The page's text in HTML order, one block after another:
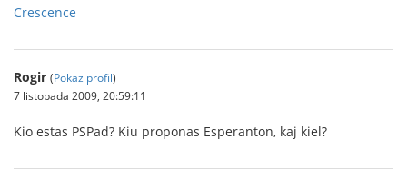
Crescence
Rogir (Pokaż profil)
7 listopada 2009, 20:59:11
Kio estas PSPad? Kiu proponas Esperanton, kaj kiel?